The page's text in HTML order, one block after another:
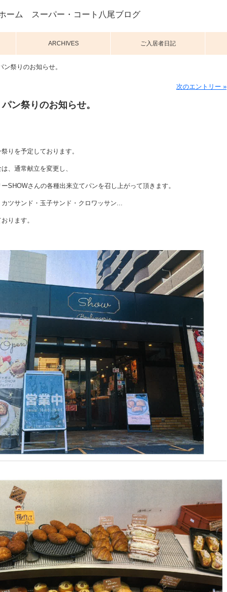
ーム スーパー・コート八尾ブログ
ARCHIVES ご入居者日記
祭りのお知らせ。
次のエントリー »
ン祭りのお知らせ。
りを予定しております。
、通常献立を変更し、
SHOWさんの各種出来立てパンを召し上がって頂きます。
ツサンド・玉子サンド・クロワッサン...
ります。